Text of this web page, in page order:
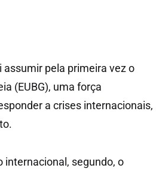
assumir pela primeira vez o
(EUBG), uma força
a crises internacionais,
internacional, segundo, o